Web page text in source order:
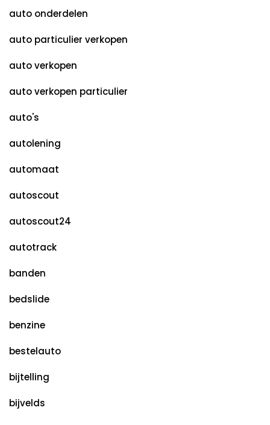
auto onderdelen
auto particulier verkopen
auto verkopen
auto verkopen particulier
auto's
autolening
automaat
autoscout
autoscout24
autotrack
banden
bedslide
benzine
bestelauto
bijtelling
bijvelds